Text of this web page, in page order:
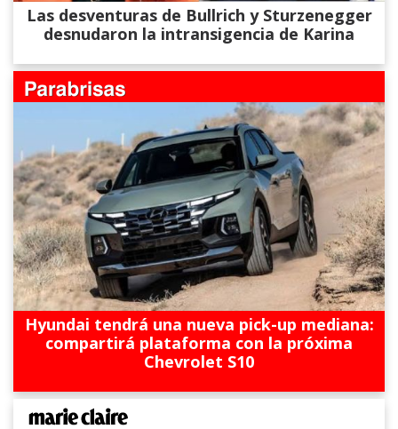
Las desventuras de Bullrich y Sturzenegger
desnudaron la intransigencia de Karina
Hyundai tendrá una nueva pick-up mediana:
compartirá plataforma con la próxima
Chevrolet S10